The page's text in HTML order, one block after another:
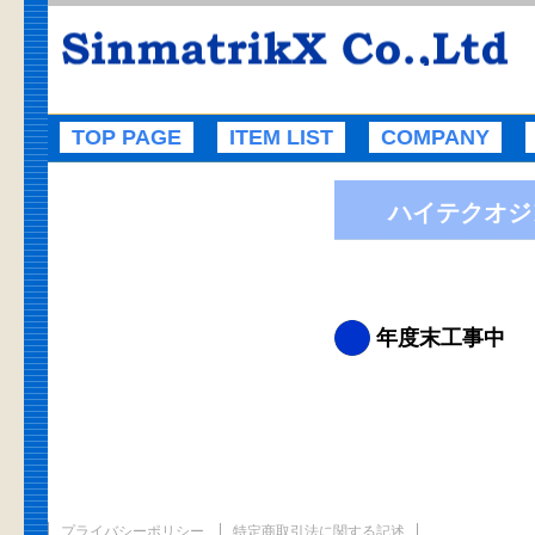
ハイテクオ
年度末工事中
TOP PAGE ITEM LIST COMPANY
プライバシーポリシー 特定商取引法に関する記述